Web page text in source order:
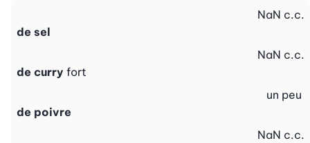
de sel
NaN c.c.
de curry fort
NaN c.c.
de poivre
un peu
NaN c.c.